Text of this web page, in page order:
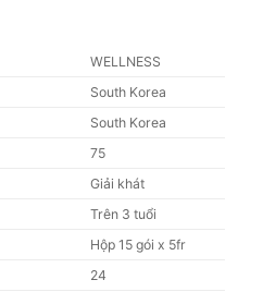
WELLNESS
South Korea
South Korea
75
Giải khát
Trên 3 tuổi
Hộp 15 gói x 5fr
24